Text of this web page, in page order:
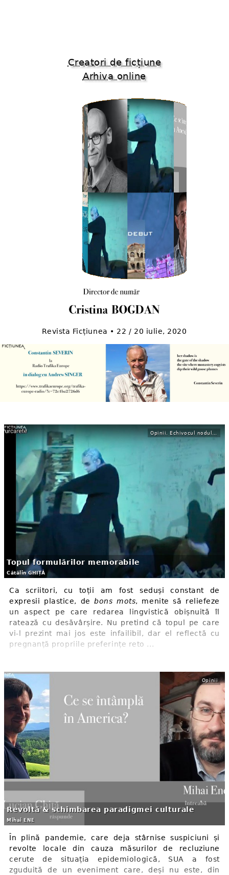
Creatori de ficțiune
Arhiva online
Revista Ficțiunea • 22 / 20 iulie, 2020
Topul formulărilor memorabile
Cătălin GHIȚĂ
Ca scriitori, cu toții am fost seduși constant de
expresii plastice, debons mots, menite să reliefeze
un aspect pe care redarea lingvistică obișnuită îl
ratează cu desăvârșire. Nu pretind că topul pe care
vi-l prezint mai jos este infailibil, dar el reflectă cu
pregnanță propriile preferințe reto ...
Opinii
Revoltă & schimbarea paradigmei culturale
Mihai ENE
În plină pandemie, care deja stârnise suspiciuni și
revolte locale din cauza măsurilor de recluziune
cerute de situația epidemiologică, SUA a fost
zguduită de un eveniment care, deși nu este, din